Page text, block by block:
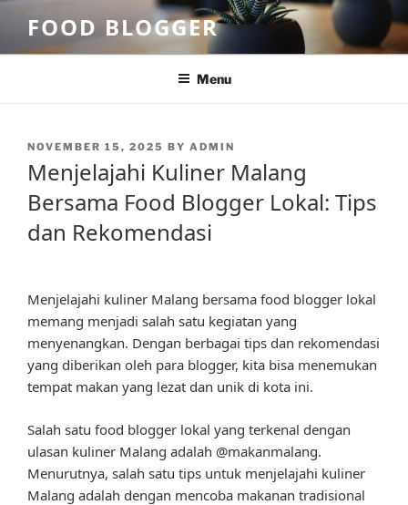
content
FOOD BLOGGER
Menu
POSTED
NOVEMBER 15, 2025 BY ADMIN
Menjelajahi Kuliner Malang
Bersama Food Blogger Lokal: Tips
dan Rekomendasi
Menjelajahi kuliner Malang bersama food blogger lokal
memang menjadi salah satu kegiatan yang
menyenangkan. Dengan berbagai tips dan rekomendasi
yang diberikan oleh para blogger, kita bisa menemukan
tempat makan yang lezat dan unik di kota ini.
Salah satu food blogger lokal yang terkenal dengan
ulasan kuliner Malang adalah @makanmalang.
Menurutnya, salah satu tips untuk menjelajahi kuliner
Malang adalah dengan mencoba makanan tradisional